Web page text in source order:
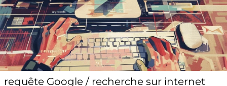
requête Google / recherche sur internet